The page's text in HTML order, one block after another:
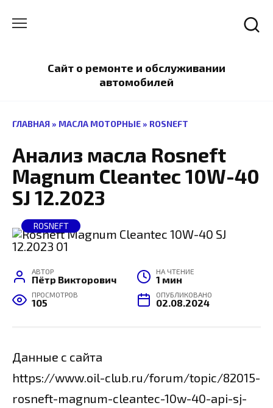
содержанию
Сайт о ремонте и обслуживании
автомобилей
ГЛАВНАЯ » МАСЛА МОТОРНЫЕ » ROSNEFT
Анализ масла Rosneft
Magnum Cleantec 10W-40
SJ 12.2023
ROSNEFT
АВТОР
Пётр Викторович
НА ЧТЕНИЕ
1 мин
ПРОСМОТРОВ
105
ОПУБЛИКОВАНО
02.08.2024
Данные с сайта
https://www.oil-club.ru/forum/topic/82015-
rosneft-magnum-cleantec-10w-40-api-sj-